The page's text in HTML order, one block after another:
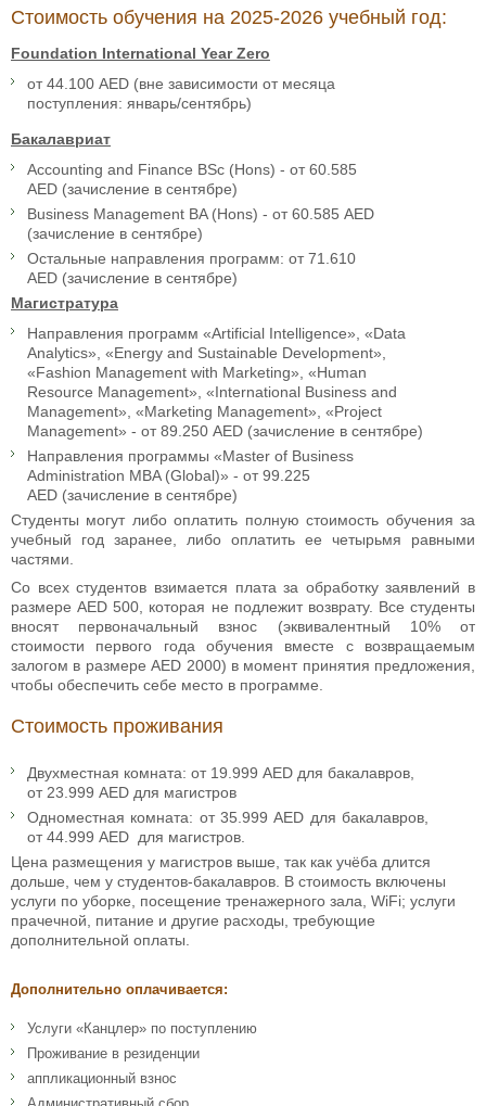
Стоимость обучения на 2025-2026 учебный год:
Foundation International Year Zero
от 44.100 AED (вне зависимости от месяца
поступления: январь/сентябрь)
Бакалавриат
Accounting and Finance BSc (Hons) - от ‎60.585
AED (зачисление в сентябре)
Business Management BA (Hons) - от 60.585 AED
(зачисление в сентябре)
Остальные направления программ: от 71.610
AED (зачисление в сентябре)
Магистратура
Направления программ «Artificial Intelligence», «Data
Analytics», «Energy and Sustainable Development»,
«Fashion Management with Marketing», «Human
Resource Management», «International Business and
Management», «Marketing Management», «Project
Management» - от 89.250 AED (зачисление в сентябре)
Направления программы «Master of Business
Administration MBA (Global)» - от 99.225
AED (зачисление в сентябре)
Студенты могут либо оплатить полную стоимость обучения за
учебный год заранее, либо оплатить ее четырьмя равными
частями.
Со всех студентов взимается плата за обработку заявлений в
размере AED 500, которая не подлежит возврату. Все студенты
вносят первоначальный взнос (эквивалентный 10% от
стоимости первого года обучения вместе с возвращаемым
залогом в размере AED 2000) в момент принятия предложения,
чтобы обеспечить себе место в программе.
Стоимость проживания
Двухместная комната: от 19.999 AED для бакалавров,
от 23.999 AED для магистров
Одноместная комната: от 35.999 AED для бакалавров,
от 44.999 AED для магистров.
Цена размещения у магистров выше, так как учёба длится
дольше, чем у студентов-бакалавров. В стоимость включены
услуги по уборке, посещение тренажерного зала, WiFi; услуги
прачечной, питание и другие расходы, требующие
дополнительной оплаты.
Дополнительно оплачивается:
Услуги «Канцлер» по поступлению
Проживание в резиденции
аппликационный взнос